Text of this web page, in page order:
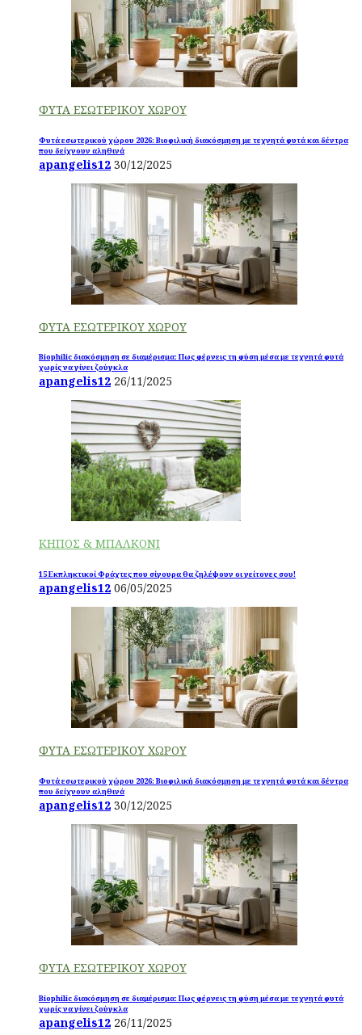
ΦΥΤΑ ΕΣΩΤΕΡΙΚΟΥ ΧΩΡΟΥ
Φυτά εσωτερικού χώρου 2026: Βιοφιλική διακόσμηση με τεχνητά φυτά και δέντρα
που δείχνουν αληθινά
apangelis12 30/12/2025
ΦΥΤΑ ΕΣΩΤΕΡΙΚΟΥ ΧΩΡΟΥ
Biophilic διακόσμηση σε διαμέρισμα: Πως φέρνεις τη φύση μέσα με τεχνητά φυτά
χωρίς να γίνει ζούγκλα
apangelis12 26/11/2025
ΚΗΠΟΣ & ΜΠΑΛΚΟΝΙ
15 Εκπληκτικοί Φράχτες που σίγουρα θα ζηλέψουν οι γείτονες σου!
apangelis12 06/05/2025
ΦΥΤΑ ΕΣΩΤΕΡΙΚΟΥ ΧΩΡΟΥ
Φυτά εσωτερικού χώρου 2026: Βιοφιλική διακόσμηση με τεχνητά φυτά και δέντρα
που δείχνουν αληθινά
apangelis12 30/12/2025
ΦΥΤΑ ΕΣΩΤΕΡΙΚΟΥ ΧΩΡΟΥ
Biophilic διακόσμηση σε διαμέρισμα: Πως φέρνεις τη φύση μέσα με τεχνητά φυτά
χωρίς να γίνει ζούγκλα
apangelis12 26/11/2025